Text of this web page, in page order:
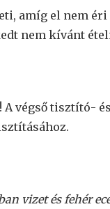
amíg el nem
nem kívánt
A végső tisztító-
vizet és fehér